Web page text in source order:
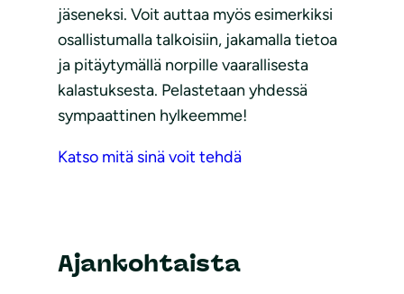
jäseneksi. Voit auttaa myös esimerkiksi
osallistumalla talkoisiin, jakamalla tietoa
ja pitäytymällä norpille vaarallisesta
kalastuksesta. Pelastetaan yhdessä
sympaattinen hylkeemme!
Katso mitä sinä voit tehdä
Ajankohtaista